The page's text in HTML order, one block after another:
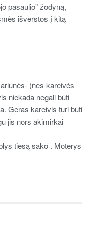
pasaulio” žodyną,
išverstos į kitą
(nes kareivės
niekada negali būti
Geras kareivis turi būti
jis nors akimirkai
tiesą sako . Moterys